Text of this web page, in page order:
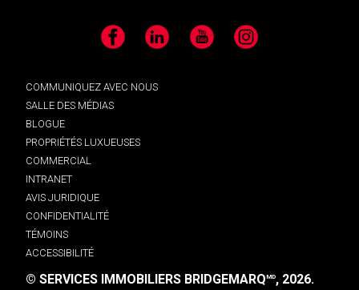
Facebook LinkedIn YouTube Instagram
COMMUNIQUEZ AVEC NOUS
SALLE DES MÉDIAS
BLOGUE
PROPRIÉTÉS LUXUEUSES
COMMERCIAL
INTRANET
AVIS JURIDIQUE
CONFIDENTIALITÉ
TÉMOINS
ACCESSIBILITÉ
© SERVICES IMMOBILIERS BRIDGEMARQMD, 2026.